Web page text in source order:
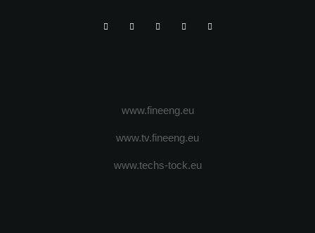
www.fineeng.eu
www.tv.fineeng.eu
www.techs-tock.eu